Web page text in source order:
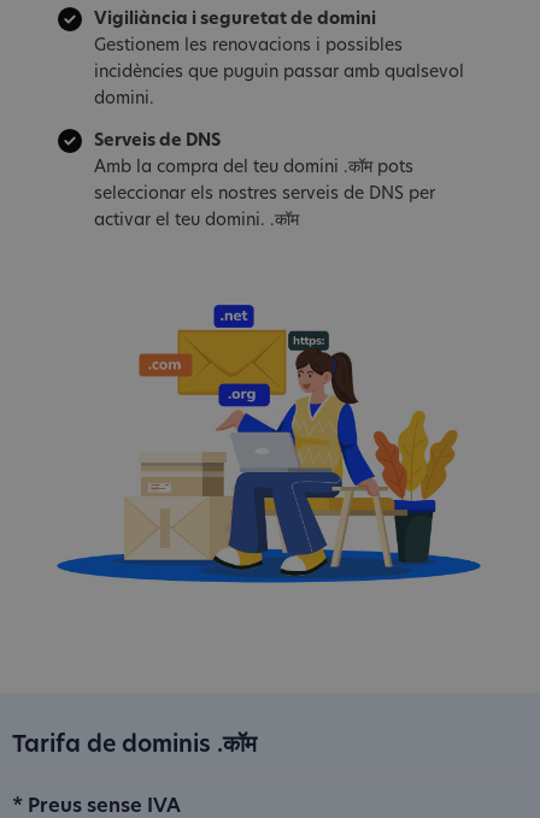
Vigiliància i seguretat de domini
Gestionem les renovacions i possibles
incidències que puguin passar amb qualsevol
domini.
Serveis de DNS
Amb la compra del teu domini .कॉम pots
seleccionar els nostres serveis de DNS per
activar el teu domini. .कॉम
Tarifa de dominis .कॉम
* Preus sense IVA